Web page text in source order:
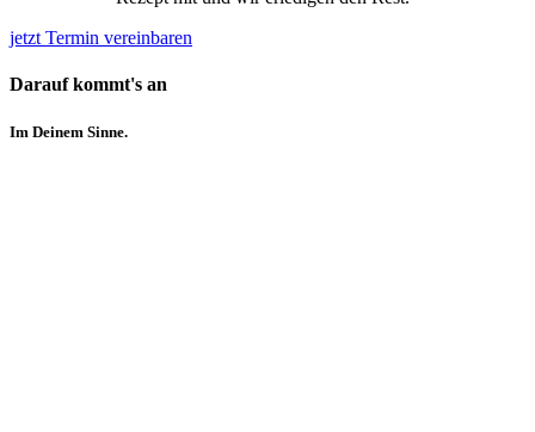
jetzt Termin vereinbaren
Darauf kommt's an
Im Deinem Sinne.